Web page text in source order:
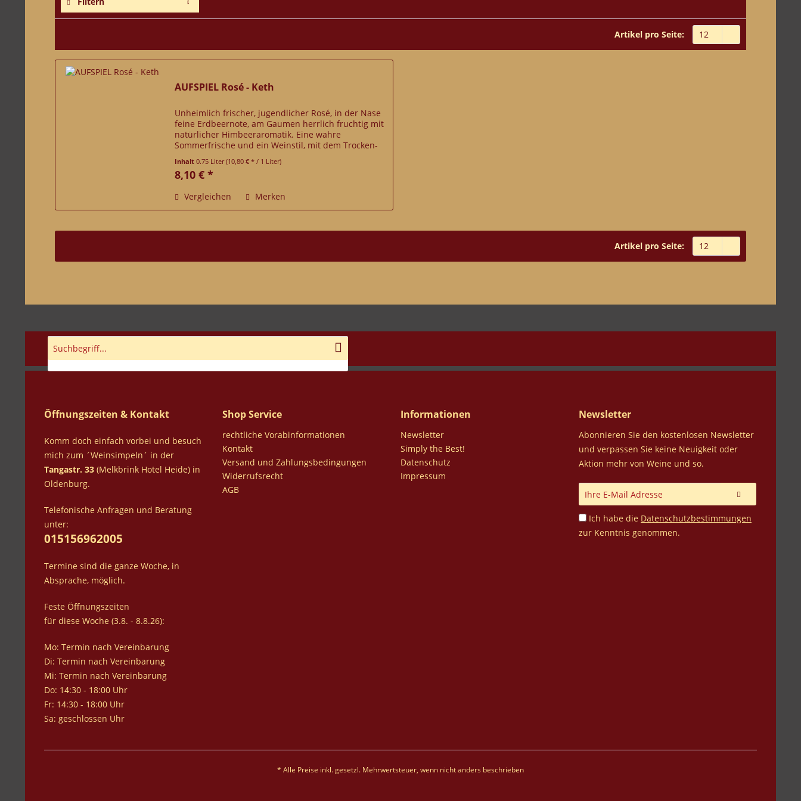
Artikel pro Seite:
AUFSPIEL Rosé - Keth
Unheimlich frischer, jugendlicher Rosé, in der Nase
feine Erdbeernote, am Gaumen herrlich fruchtig mit
natürlicher Himbeeraromatik. Eine wahre
Sommerfrische und ein Weinstil, mit dem Trocken-
Inhalt0.75 Liter(10,80 € * / 1 Liter)
8,10 € *
Vergleichen Merken
Artikel pro Seite:
Öffnungszeiten & Kontakt
Komm doch einfach vorbei und besuch
mich zum ´Weinsimpeln´ in der
Tangastr. 33 (Melkbrink Hotel Heide) in
Oldenburg.
Telefonische Anfragen und Beratung
unter:
015156962005
Termine sind die ganze Woche, in
Absprache, möglich.
Feste Öffnungszeiten
für diese Woche (3.8. - 8.8.26):
Mo: Termin nach Vereinbarung
Di: Termin nach Vereinbarung
Mi: Termin nach Vereinbarung
Do: 14:30 - 18:00 Uhr
Fr: 14:30 - 18:00 Uhr
Sa: geschlossen Uhr
Shop Service
rechtliche Vorabinformationen
Kontakt
Versand und Zahlungsbedingungen
Widerrufsrecht
AGB
Informationen
Newsletter
Simply the Best!
Datenschutz
Impressum
Newsletter
Abonnieren Sie den kostenlosen Newsletter
und verpassen Sie keine Neuigkeit oder
Aktion mehr von Weine und so.
Ich habe die Datenschutzbestimmungen
zur Kenntnis genommen.
* Alle Preise inkl. gesetzl. Mehrwertsteuer, wenn nicht anders beschrieben